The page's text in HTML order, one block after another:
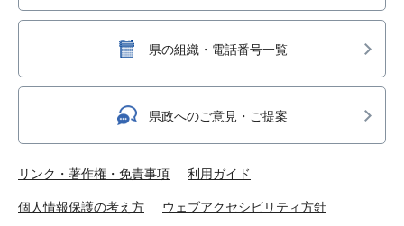
県の組織・電話番号一覧
県政へのご意見・ご提案
リンク・著作権・免責事項 利用ガイド
個人情報保護の考え方 ウェブアクセシビリティ方針